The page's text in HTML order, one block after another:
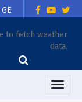
GE
to fetch weather
data.
Toggle